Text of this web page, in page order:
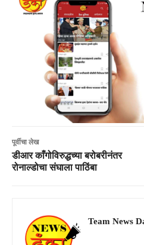
पूर्वीचा लेख
डीआर काँगोविरुद्धच्या बरोबरीनंतर
रोनाल्डोचा संघाला पाठिंबा
Team News